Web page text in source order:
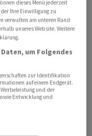
sollen
kündigte
auf einer Konferenz
‌für das ganze
Bezos auf der
Trägerrakete
während eines
dieses Menü jederzeit
Ihre Einwilligung zu
verwalten am unteren Rand
unseres Website. Weitere
um Folgendes
zur Identifikation
auf einem Endgerät.
und der
Entwicklung und